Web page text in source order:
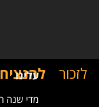
לזכור להנציח
עלינו